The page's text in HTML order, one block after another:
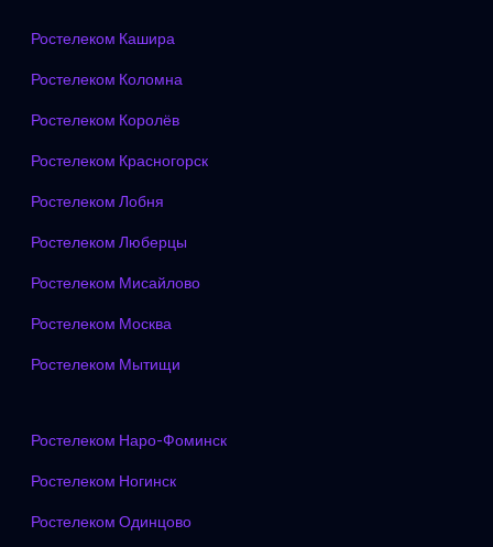
Ростелеком Кашира
Ростелеком Коломна
Ростелеком Королёв
Ростелеком Красногорск
Ростелеком Лобня
Ростелеком Люберцы
Ростелеком Мисайлово
Ростелеком Москва
Ростелеком Мытищи
Ростелеком Наро-Фоминск
Ростелеком Ногинск
Ростелеком Одинцово